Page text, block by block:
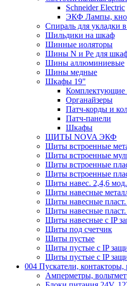
Schneider Electric
ЭКФ Лампы,
Спираль для укладки
Шильдики на шкаф
Шинные иоляторы
Шины N и Pe для
Шины аллюминиевые
Шины медные
Шкафы 19"
Комплектующие
Органайзеры
Патч-корды и
Патч-панели
Шкафы
ЩИТЫ NOVA ЭКФ
Щиты встроенные
Щиты встроенные
Щиты встроенные
Щиты встроенные
Щиты навес. 2,4,6
Щиты навесные
Щиты навесные
Щиты навесные
Щиты навесные с IP
Щиты под счетчик
Щиты пустые
Щиты пустые с IP
Щиты пустые с IP
004 Пускатели, контакторы,
Амперметры,